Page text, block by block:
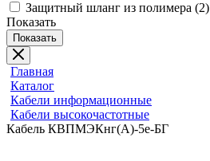
Защитный шланг из полимера (2)
Показать
Показать
Главная
Каталог
Кабели информационные
Кабели высокочастотные
Кабель КВПМЭКнг(А)-5е-БГ